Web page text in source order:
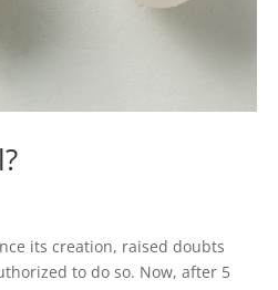
its creation, raised doubts
to do so. Now, after 5